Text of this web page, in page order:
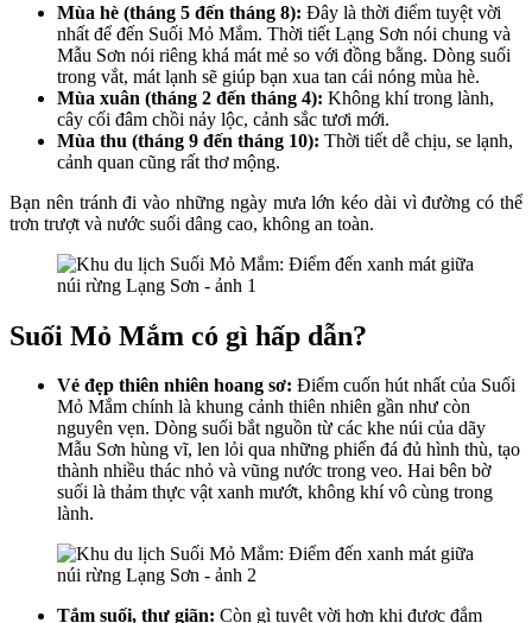
Mùa hè (tháng 5 đến tháng 8): Đây là thời điểm tuyệt vời
nhất để đến Suối Mỏ Mắm. Thời tiết Lạng Sơn nói chung và
Mẫu Sơn nói riêng khá mát mẻ so với đồng bằng. Dòng suối
trong vắt, mát lạnh sẽ giúp bạn xua tan cái nóng mùa hè.
Mùa xuân (tháng 2 đến tháng 4): Không khí trong lành,
cây cối đâm chồi nảy lộc, cảnh sắc tươi mới.
Mùa thu (tháng 9 đến tháng 10): Thời tiết dễ chịu, se lạnh,
cảnh quan cũng rất thơ mộng.
Bạn nên tránh đi vào những ngày mưa lớn kéo dài vì đường có thể
trơn trượt và nước suối dâng cao, không an toàn.
Suối Mỏ Mắm có gì hấp dẫn?
Vẻ đẹp thiên nhiên hoang sơ: Điểm cuốn hút nhất của Suối
Mỏ Mắm chính là khung cảnh thiên nhiên gần như còn
nguyên vẹn. Dòng suối bắt nguồn từ các khe núi của dãy
Mẫu Sơn hùng vĩ, len lỏi qua những phiến đá đủ hình thù, tạo
thành nhiều thác nhỏ và vũng nước trong veo. Hai bên bờ
suối là thảm thực vật xanh mướt, không khí vô cùng trong
lành.
Tắm suối, thư giãn: Còn gì tuyệt vời hơn khi được đắm